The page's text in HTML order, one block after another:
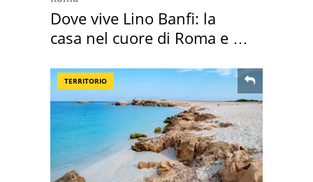
Dove vive Lino Banfi: la
casa nel cuore di Roma e i
TERRITORIO